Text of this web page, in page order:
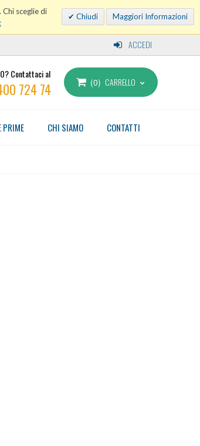
sceglie di
Chiudi Maggiori Informazioni
ACCEDI
Contattaci al
724 74 0 CARRELLO
CONTATTI
CHI SIAMO
PRIME